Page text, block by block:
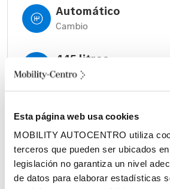
Esta página web usa cookies
MOBILITY AUTOCENTRO utiliza
terceros que pueden ser ubicados
legislación no garantiza un nivel
de datos para elaborar estadísticas
Automático
Cambio
445 litros
Volumen espacio de carga
Combustible